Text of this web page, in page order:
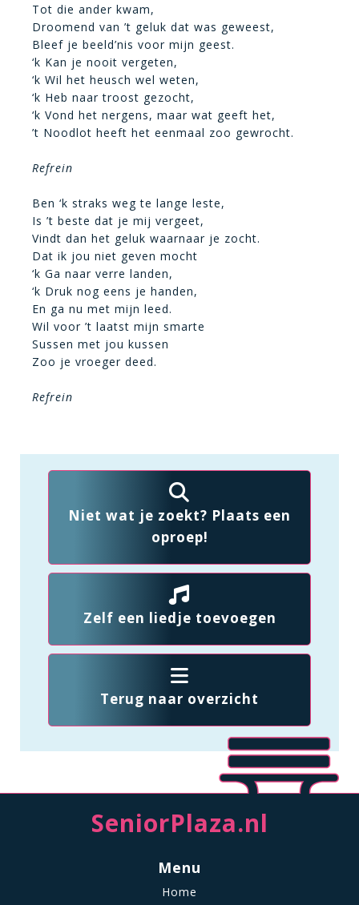
Tot die ander kwam,
Droomend van ’t geluk dat was geweest,
Bleef je beeld’nis voor mijn geest.
‘k Kan je nooit vergeten,
‘k Wil het heusch wel weten,
‘k Heb naar troost gezocht,
‘k Vond het nergens, maar wat geeft het,
’t Noodlot heeft het eenmaal zoo gewrocht.
Refrein
Ben ‘k straks weg te lange leste,
Is ’t beste dat je mij vergeet,
Vindt dan het geluk waarnaar je zocht.
Dat ik jou niet geven mocht
‘k Ga naar verre landen,
‘k Druk nog eens je handen,
En ga nu met mijn leed.
Wil voor ’t laatst mijn smarte
Sussen met jou kussen
Zoo je vroeger deed.
Refrein
Niet wat je zoekt? Plaats een
oproep!
Zelf een liedje toevoegen
Terug naar overzicht
SeniorPlaza.nl
Menu
Home